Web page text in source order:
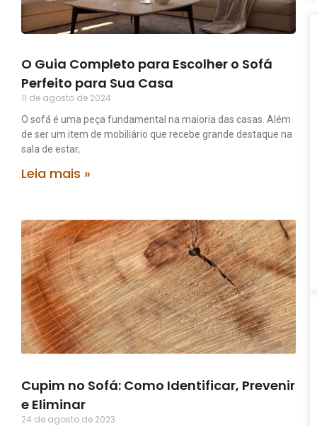
O Guia Completo para Escolher o Sofá
Perfeito para Sua Casa
11 de agosto de 2024
O sofá é uma peça fundamental na maioria das casas. Além
de ser um item de mobiliário que recebe grande destaque na
sala de estar,
Leia mais »
Cupim no Sofá: Como Identificar, Prevenir
e Eliminar
24 de agosto de 2023